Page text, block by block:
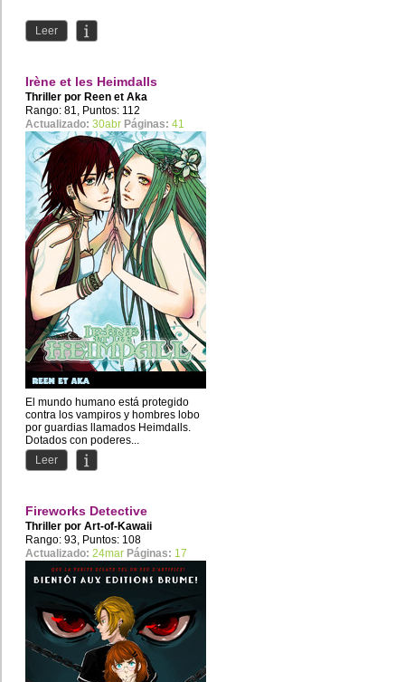
Leer
Irène et les Heimdalls
Thriller por Reen et Aka
Rango: 81, Puntos: 112
Actualizado: 30abr Páginas: 41
El mundo humano está protegido
contra los vampiros y hombres lobo
por guardias llamados Heimdalls.
Dotados con poderes...
Leer
Fireworks Detective
Thriller por Art-of-Kawaii
Rango: 93, Puntos: 108
Actualizado: 24mar Páginas: 17